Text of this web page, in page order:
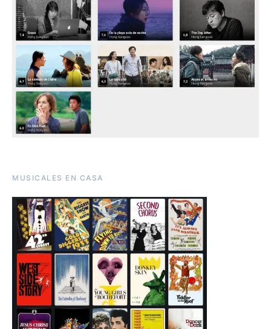
MUSICALES EN CASA